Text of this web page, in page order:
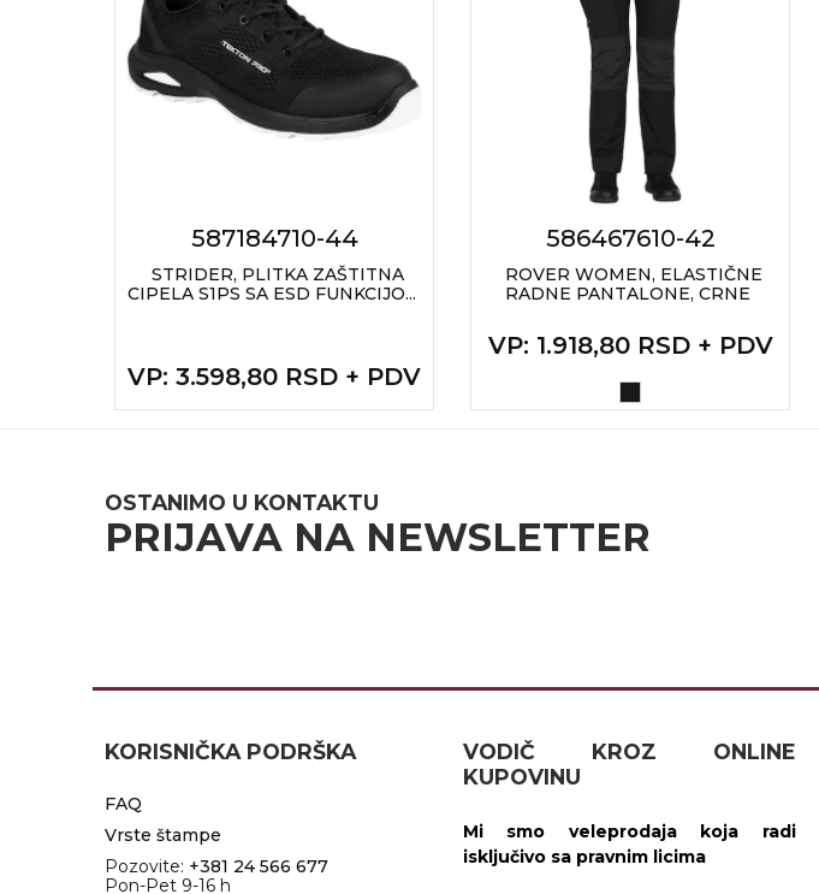
587184710-44
STRIDER, PLITKA ZAŠTITNA
CIPELA S1PS SA ESD FUNKCIJO...
VP: 3.598,80 RSD + PDV
586467610-42
ROVER WOMEN, ELASTIČNE
RADNE PANTALONE, CRNE
VP: 1.918,80 RSD + PDV
OSTANIMO U KONTAKTU
PRIJAVA NA NEWSLETTER
KORISNIČKA PODRŠKA
FAQ
Vrste štampe
Pozovite: +381 24 566 677
Pon-Pet 9-16 h
VODIČ KROZ ONLINE
KUPOVINU
Mi smo veleprodaja koja radi
isključivo sa pravnim licima